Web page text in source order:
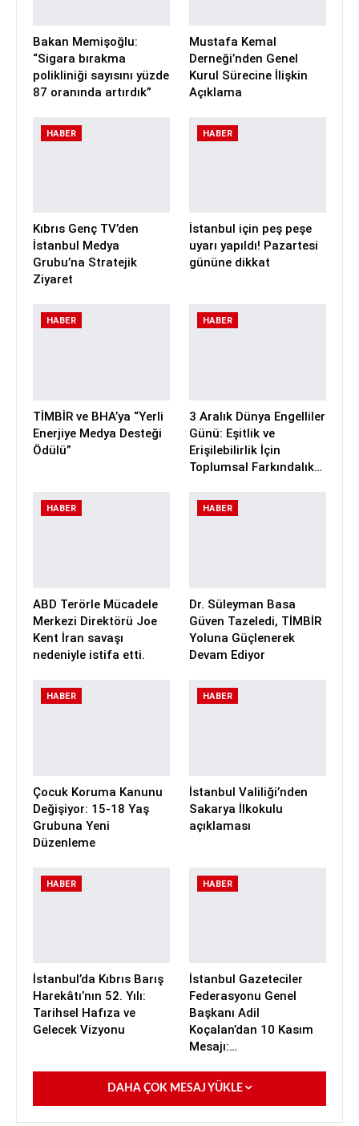
Bakan Memişoğlu:
“Sigara bırakma
polikliniği sayısını yüzde
87 oranında artırdık”
Mustafa Kemal
Derneği’nden Genel
Kurul Sürecine İlişkin
Açıklama
HABER
Kıbrıs Genç TV’den
İstanbul Medya
Grubu’na Stratejik
Ziyaret
HABER
İstanbul için peş peşe
uyarı yapıldı! Pazartesi
gününe dikkat
HABER
TİMBİR ve BHA’ya “Yerli
Enerjiye Medya Desteği
Ödülü”
HABER
3 Aralık Dünya Engelliler
Günü: Eşitlik ve
Erişilebilirlik İçin
Toplumsal Farkındalık…
HABER
ABD Terörle Mücadele
Merkezi Direktörü Joe
Kent İran savaşı
nedeniyle istifa etti.
HABER
Dr. Süleyman Basa
Güven Tazeledi, TİMBİR
Yoluna Güçlenerek
Devam Ediyor
HABER
Çocuk Koruma Kanunu
Değişiyor: 15-18 Yaş
Grubuna Yeni
Düzenleme
HABER
İstanbul Valiliği’nden
Sakarya İlkokulu
açıklaması
HABER
İstanbul’da Kıbrıs Barış
Harekâtı’nın 52. Yılı:
Tarihsel Hafıza ve
Gelecek Vizyonu
HABER
İstanbul Gazeteciler
Federasyonu Genel
Başkanı Adil
Koçalan’dan 10 Kasım
Mesajı:…
DAHA ÇOK MESAJ YÜKLE